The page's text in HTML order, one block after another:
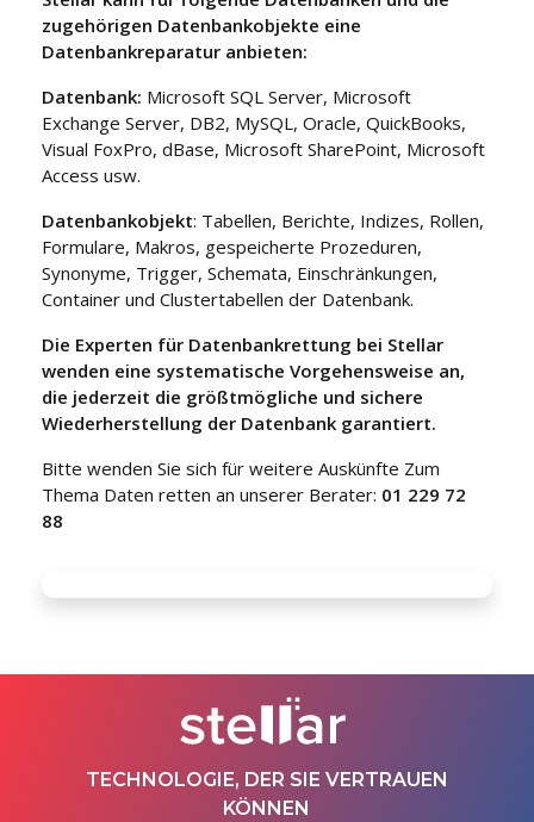
zugehörigen Datenbankobjekte eine
Datenbankreparatur anbieten:
Datenbank: Microsoft SQL Server, Microsoft
Exchange Server, DB2, MySQL, Oracle, QuickBooks,
Visual FoxPro, dBase, Microsoft SharePoint, Microsoft
Access usw.
Datenbankobjekt: Tabellen, Berichte, Indizes, Rollen,
Formulare, Makros, gespeicherte Prozeduren,
Synonyme, Trigger, Schemata, Einschränkungen,
Container und Clustertabellen der Datenbank.
Die Experten für Datenbankrettung bei Stellar
wenden eine systematische Vorgehensweise an,
die jederzeit die größtmögliche und sichere
Wiederherstellung der Datenbank garantiert.
Bitte wenden Sie sich für weitere Auskünfte Zum
Thema Daten retten an unserer Berater: 01 229 72
88
TECHNOLOGIE, DER SIE VERTRAUEN
KÖNNEN